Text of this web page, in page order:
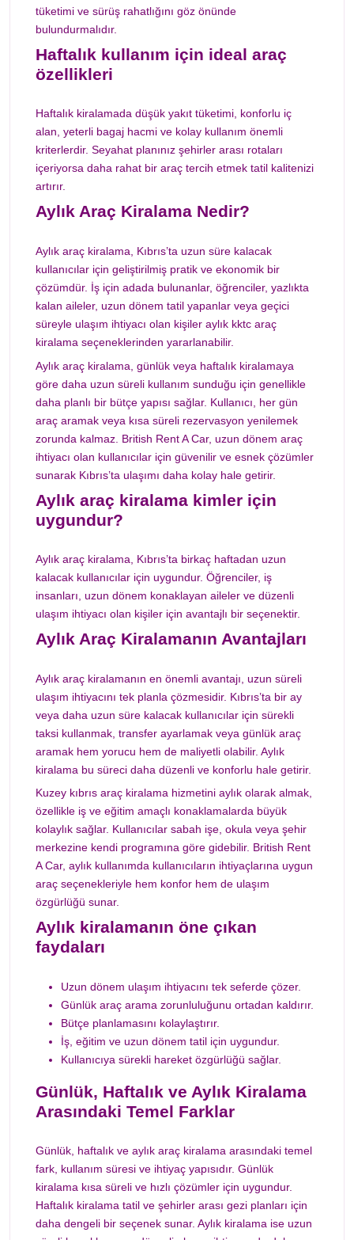
tüketimi ve sürüş rahatlığını göz önünde
bulundurmalıdır.
Haftalık kullanım için ideal araç
özellikleri
Haftalık kiralamada düşük yakıt tüketimi, konforlu iç
alan, yeterli bagaj hacmi ve kolay kullanım önemli
kriterlerdir. Seyahat planınız şehirler arası rotaları
içeriyorsa daha rahat bir araç tercih etmek tatil kalitenizi
artırır.
Aylık Araç Kiralama Nedir?
Aylık araç kiralama, Kıbrıs’ta uzun süre kalacak
kullanıcılar için geliştirilmiş pratik ve ekonomik bir
çözümdür. İş için adada bulunanlar, öğrenciler, yazlıkta
kalan aileler, uzun dönem tatil yapanlar veya geçici
süreyle ulaşım ihtiyacı olan kişiler aylık kktc araç
kiralama seçeneklerinden yararlanabilir.
Aylık araç kiralama, günlük veya haftalık kiralamaya
göre daha uzun süreli kullanım sunduğu için genellikle
daha planlı bir bütçe yapısı sağlar. Kullanıcı, her gün
araç aramak veya kısa süreli rezervasyon yenilemek
zorunda kalmaz. British Rent A Car, uzun dönem araç
ihtiyacı olan kullanıcılar için güvenilir ve esnek çözümler
sunarak Kıbrıs’ta ulaşımı daha kolay hale getirir.
Aylık araç kiralama kimler için
uygundur?
Aylık araç kiralama, Kıbrıs’ta birkaç haftadan uzun
kalacak kullanıcılar için uygundur. Öğrenciler, iş
insanları, uzun dönem konaklayan aileler ve düzenli
ulaşım ihtiyacı olan kişiler için avantajlı bir seçenektir.
Aylık Araç Kiralamanın Avantajları
Aylık araç kiralamanın en önemli avantajı, uzun süreli
ulaşım ihtiyacını tek planla çözmesidir. Kıbrıs’ta bir ay
veya daha uzun süre kalacak kullanıcılar için sürekli
taksi kullanmak, transfer ayarlamak veya günlük araç
aramak hem yorucu hem de maliyetli olabilir. Aylık
kiralama bu süreci daha düzenli ve konforlu hale getirir.
Kuzey kıbrıs araç kiralama hizmetini aylık olarak almak,
özellikle iş ve eğitim amaçlı konaklamalarda büyük
kolaylık sağlar. Kullanıcılar sabah işe, okula veya şehir
merkezine kendi programına göre gidebilir. British Rent
A Car, aylık kullanımda kullanıcıların ihtiyaçlarına uygun
araç seçenekleriyle hem konfor hem de ulaşım
özgürlüğü sunar.
Aylık kiralamanın öne çıkan
faydaları
Uzun dönem ulaşım ihtiyacını tek seferde çözer.
Günlük araç arama zorunluluğunu ortadan kaldırır.
Bütçe planlamasını kolaylaştırır.
İş, eğitim ve uzun dönem tatil için uygundur.
Kullanıcıya sürekli hareket özgürlüğü sağlar.
Günlük, Haftalık ve Aylık Kiralama
Arasındaki Temel Farklar
Günlük, haftalık ve aylık araç kiralama arasındaki temel
fark, kullanım süresi ve ihtiyaç yapısıdır. Günlük
kiralama kısa süreli ve hızlı çözümler için uygundur.
Haftalık kiralama tatil ve şehirler arası gezi planları için
daha dengeli bir seçenek sunar. Aylık kiralama ise uzun